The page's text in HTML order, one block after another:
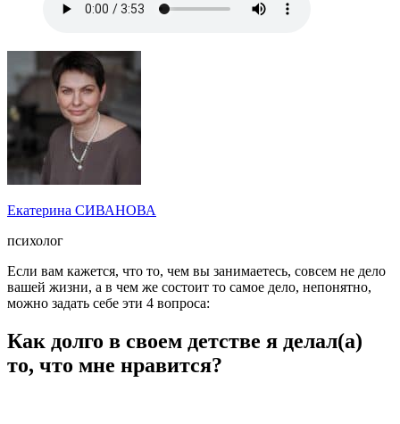
Екатерина СИВАНОВА
психолог
Если вам кажется, что то, чем вы занимаетесь, совсем не дело
вашей жизни, а в чем же состоит то самое дело, непонятно,
можно задать себе эти 4 вопроса:
Как долго в своем детстве я делал(а)
то, что мне нравится?